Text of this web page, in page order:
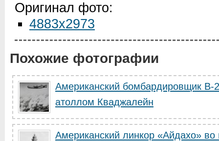
Оригинал фото:
4883x2973
Похожие фотографии
Американский бомбардировщик B-
атоллом Кваджалейн
Американский линкор «Айдахо»